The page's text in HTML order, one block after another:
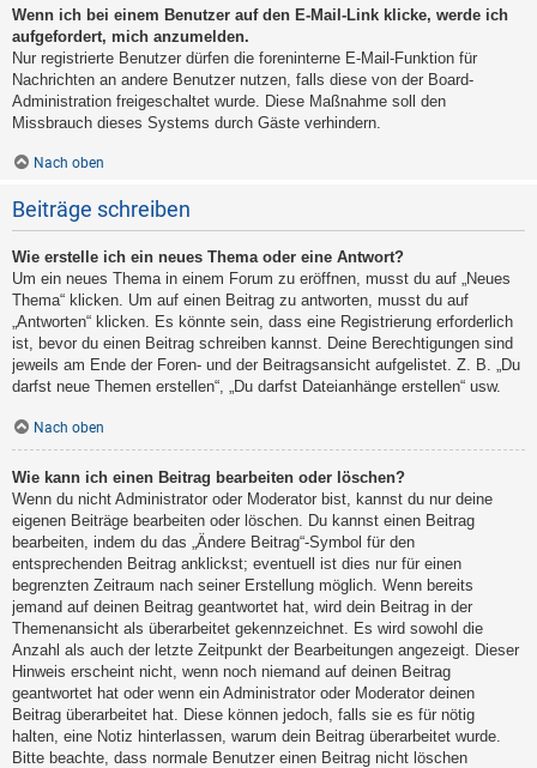
Wenn ich bei einem Benutzer auf den E-Mail-Link klicke, werde ich
aufgefordert, mich anzumelden.
Nur registrierte Benutzer dürfen die foreninterne E-Mail-Funktion für
Nachrichten an andere Benutzer nutzen, falls diese von der Board-
Administration freigeschaltet wurde. Diese Maßnahme soll den
Missbrauch dieses Systems durch Gäste verhindern.
Nach oben
Beiträge schreiben
Wie erstelle ich ein neues Thema oder eine Antwort?
Um ein neues Thema in einem Forum zu eröffnen, musst du auf „Neues
Thema“ klicken. Um auf einen Beitrag zu antworten, musst du auf
„Antworten“ klicken. Es könnte sein, dass eine Registrierung erforderlich
ist, bevor du einen Beitrag schreiben kannst. Deine Berechtigungen sind
jeweils am Ende der Foren- und der Beitragsansicht aufgelistet. Z. B. „Du
darfst neue Themen erstellen“, „Du darfst Dateianhänge erstellen“ usw.
Nach oben
Wie kann ich einen Beitrag bearbeiten oder löschen?
Wenn du nicht Administrator oder Moderator bist, kannst du nur deine
eigenen Beiträge bearbeiten oder löschen. Du kannst einen Beitrag
bearbeiten, indem du das „Ändere Beitrag“-Symbol für den
entsprechenden Beitrag anklickst; eventuell ist dies nur für einen
begrenzten Zeitraum nach seiner Erstellung möglich. Wenn bereits
jemand auf deinen Beitrag geantwortet hat, wird dein Beitrag in der
Themenansicht als überarbeitet gekennzeichnet. Es wird sowohl die
Anzahl als auch der letzte Zeitpunkt der Bearbeitungen angezeigt. Dieser
Hinweis erscheint nicht, wenn noch niemand auf deinen Beitrag
geantwortet hat oder wenn ein Administrator oder Moderator deinen
Beitrag überarbeitet hat. Diese können jedoch, falls sie es für nötig
halten, eine Notiz hinterlassen, warum dein Beitrag überarbeitet wurde.
Bitte beachte, dass normale Benutzer einen Beitrag nicht löschen